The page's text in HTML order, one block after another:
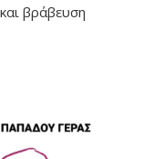
βράβευση